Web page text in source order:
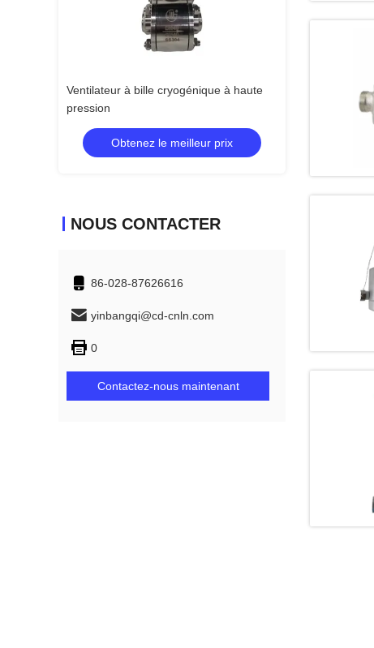
Ventilateur à bille cryogénique à haute
pression
Obtenez le meilleur prix
Valve à globe
Obtenez
NOUS CONTACTER
86-028-87626616
yinbangqi@cd-cnln.com
0
Contactez-nous maintenant